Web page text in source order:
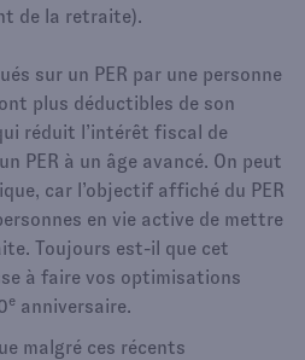
de la retraite).
sur un PER par une personne
plus déductibles de son
réduit l’intérêt fiscal de
PER à un âge avancé. On peut
car l’objectif affiché du PER
en vie active de mettre
Toujours est-il que cet
à faire vos optimisations
e anniversaire.
malgré ces récents